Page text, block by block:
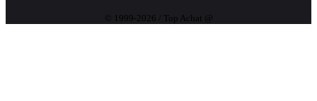
© 1999-2026 / Top Achat @